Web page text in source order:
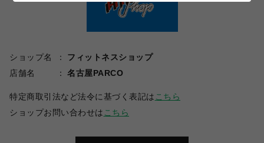
ショップ名
フィットネスショップ
店舗名
名古屋PARCO
特定商取引法など法令に基づく表記は こちら
ショップお問い合わせは こちら